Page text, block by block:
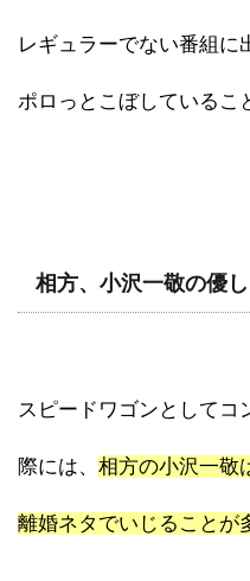
レギュラーでない番組に
ポロっとこぼしているこ
相方、小沢一敬の優し
スピードワゴンとしてコ
際には、 相方の小沢一敬
離婚ネタでいじることが